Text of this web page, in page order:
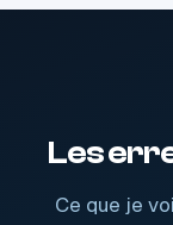
Les
Ce que je